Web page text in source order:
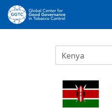
Kenya